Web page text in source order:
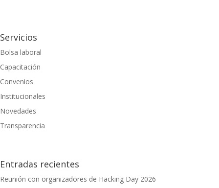
Servicios
Bolsa laboral
Capacitación
Convenios
Institucionales
Novedades
Transparencia
Entradas recientes
Reunión con organizadores de Hacking Day 2026